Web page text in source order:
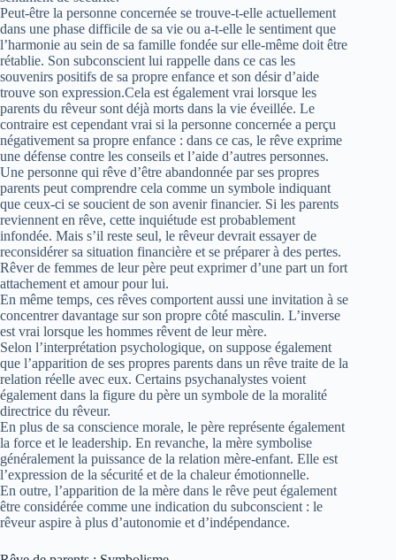
Peut-être la personne concernée se trouve-t-elle actuellement
dans une phase difficile de sa vie ou a-t-elle le sentiment que
l’harmonie au sein de sa famille fondée sur elle-même doit être
rétablie. Son subconscient lui rappelle dans ce cas les
souvenirs positifs de sa propre enfance et son désir d’aide
trouve son expression.Cela est également vrai lorsque les
parents du rêveur sont déjà morts dans la vie éveillée. Le
contraire est cependant vrai si la personne concernée a perçu
négativement sa propre enfance : dans ce cas, le rêve exprime
une défense contre les conseils et l’aide d’autres personnes.
Une personne qui rêve d’être abandonnée par ses propres
parents peut comprendre cela comme un symbole indiquant
que ceux-ci se soucient de son avenir financier. Si les parents
reviennent en rêve, cette inquiétude est probablement
infondée. Mais s’il reste seul, le rêveur devrait essayer de
reconsidérer sa situation financière et se préparer à des pertes.
Rêver de femmes de leur père peut exprimer d’une part un fort
attachement et amour pour lui.
En même temps, ces rêves comportent aussi une invitation à se
concentrer davantage sur son propre côté masculin. L’inverse
est vrai lorsque les hommes rêvent de leur mère.
Selon l’interprétation psychologique, on suppose également
que l’apparition de ses propres parents dans un rêve traite de la
relation réelle avec eux. Certains psychanalystes voient
également dans la figure du père un symbole de la moralité
directrice du rêveur.
En plus de sa conscience morale, le père représente également
la force et le leadership. En revanche, la mère symbolise
généralement la puissance de la relation mère-enfant. Elle est
l’expression de la sécurité et de la chaleur émotionnelle.
En outre, l’apparition de la mère dans le rêve peut également
être considérée comme une indication du subconscient : le
rêveur aspire à plus d’autonomie et d’indépendance.